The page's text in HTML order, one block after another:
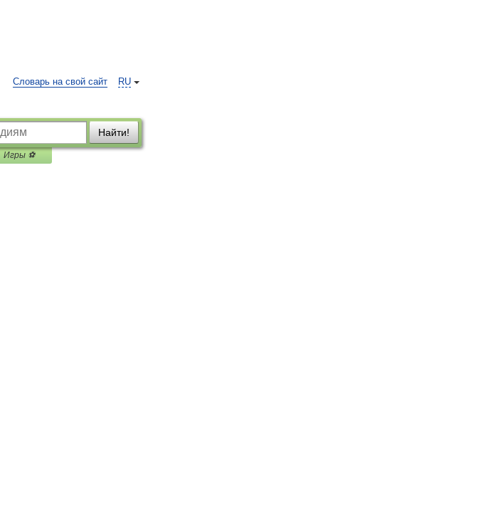
RU
Словарь на свой сайт
Найти!
Игры ⚽